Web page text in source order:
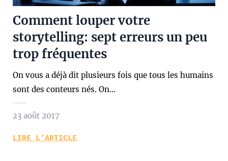
Comment louper votre
storytelling: sept erreurs un peu
trop fréquentes
On vous a déjà dit plusieurs fois que tous les humains
sont des conteurs nés. On…
23 août 2017
LIRE L’ARTICLE